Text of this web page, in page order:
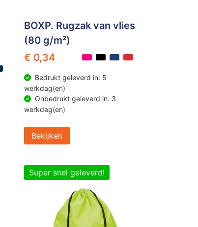
BOXP. Rugzak van vlies
(80 g/m²)
€ 0,34
Bedrukt geleverd in: 5
werkdag(en)
Onbedrukt geleverd in: 3
werkdag(en)
Bekijken
Super snel geleverd!